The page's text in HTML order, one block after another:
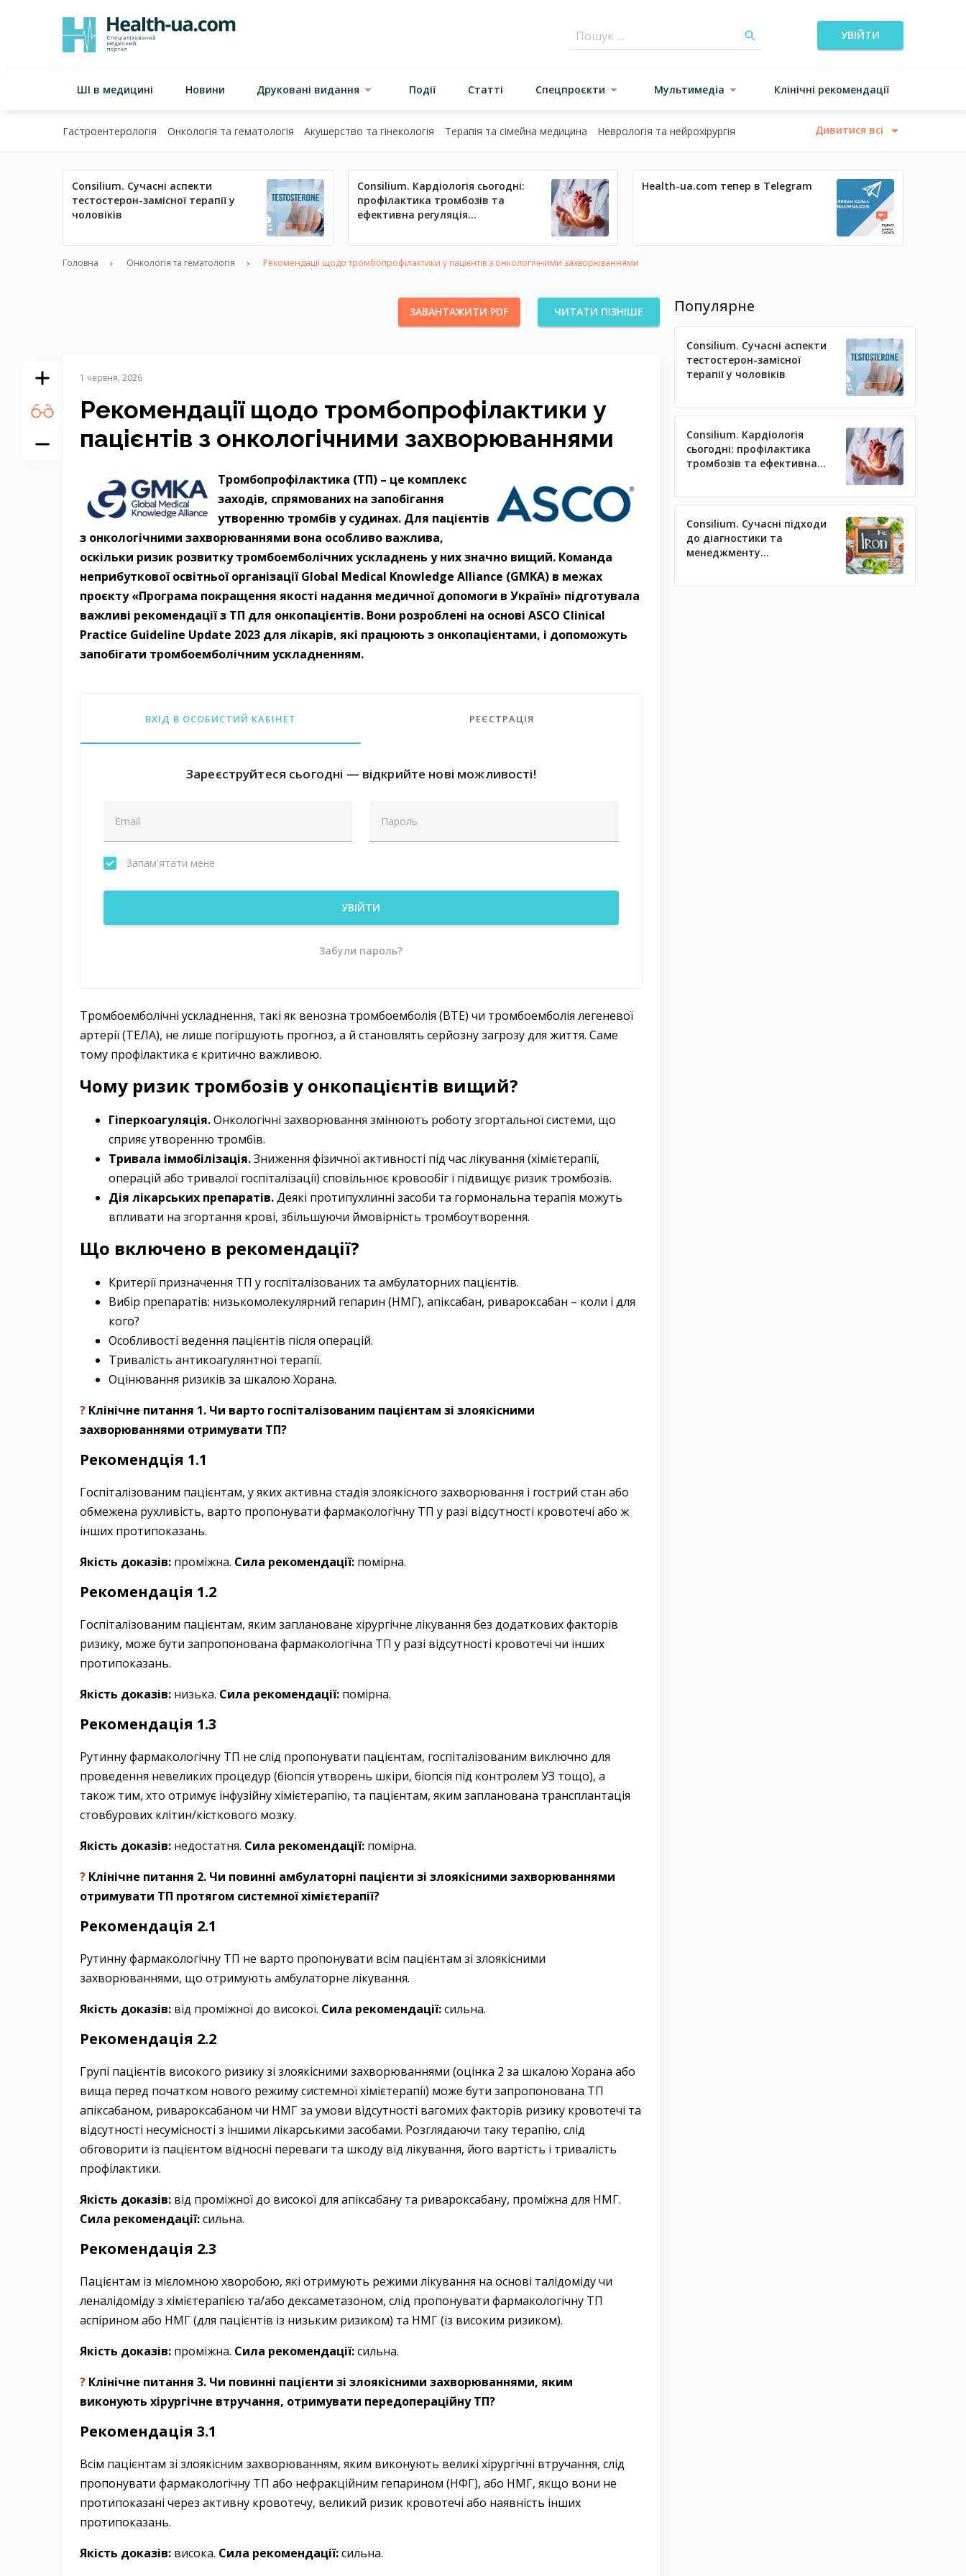
УВІЙТИ
ШІ в медицині Новини Друковані видання Події Статті Спецпроєкти Мультимедіа Клінічні рекомендації
Гастроентерологія Онкологія та гематологія Акушерство та гінекологія Терапія та сімейна медицина Неврологія та нейрохірургія Дивитися всі
Consilium. Сучасні аспекти
тестостерон-замісної терапії у
чоловіків
Consilium. Кардіологія сьогодні:
профілактика тромбозів та
ефективна регуляція
Health-ua.com тепер в Telegram
Головна Онкологія та гематологія Рекомендації щодо тромбопрофілактики у пацієнтів з онкологічними захворюваннями
ЗАВАНТАЖИТИ PDF ЧИТАТИ ПІЗНІШЕ
1 червня, 2026
Рекомендації щодо тромбопрофілактики у
пацієнтів з онкологічними захворюваннями
Тромбопрофілактика (ТП) – це комплекс
заходів, спрямованих на запобігання
утворенню тромбів у судинах. Для пацієнтів
з онкологічними захворюваннями вона особливо важлива,
оскільки ризик розвитку тромбоемболічних ускладнень у них значно вищий. Команда
неприбуткової освітньої організації Global Medical Knowledge Alliance (GMKA) в межах
проєкту «Програма покращення якості надання медичної допомоги в Україні» підготувала
важливі рекомендації з ТП для онкопацієнтів. Вони розроблені на основі ASCO Clinical
Practice Guideline Update 2023 для лікарів, які працюють з онкопацієнтами, і допоможуть
запобігати тромбоемболічним ускладненням.
ВХІД В ОСОБИСТИЙ КАБІНЕТ РЕЄСТРАЦІЯ
Зареєструйтеся сьогодні — відкрийте нові можливості!
Запам'ятати мене
УВІЙТИ
Забули пароль?
Тромбоемболічні ускладнення, такі як венозна тромбоемболія (ВТЕ) чи тромбоемболія легеневої
артерії (ТЕЛА), не лише погіршують прогноз, а й становлять серйозну загрозу для життя. Саме
тому профілактика є критично важливою.
Чому ризик тромбозів у онкопацієнтів вищий?
Гіперкоагуляція.Онкологічні захворювання змінюють роботу згортальної системи, що
сприяє утворенню тромбів.
Тривала іммобілізація.Зниження фізичної активності під час лікування (хімієтерапії,
операцій або тривалої госпіталізації) сповільнює кровообіг і підвищує ризик тромбозів.
Дія лікарських препаратів.Деякі протипухлинні засоби та гормональна терапія можуть
впливати на згортання крові, збільшуючи ймовірність тромбоутворення.
Що включено в рекомендації?
Критерії призначення ТП у госпіталізованих та амбулаторних пацієнтів.
Вибір препаратів: низькомолекулярний гепарин (НМГ), апіксабан, ривароксабан – коли і для
кого?
Особливості ведення пацієнтів після операцій.
Тривалість антикоагулянтної терапії.
Оцінювання ризиків за шкалою Хорана.
? Клінічне питання 1. Чи варто госпіталізованим пацієнтам зі злоякісними
захворюваннями отримувати ТП?
Рекомендція 1.1
Госпіталізованим пацієнтам, у яких активна стадія злоякісного захворювання і гострий стан або
обмежена рухливість, варто пропонувати фармакологічну ТП у разі відсутності кровотечі або ж
інших протипоказань.
Якість доказів: проміжна. Сила рекомендації: помірна.
Рекомендація 1.2
Госпіталізованим пацієнтам, яким заплановане хірургічне лікування без додаткових факторів
ризику, може бути запропонована фармакологічна ТП у разі відсутності кровотечі чи інших
протипоказань.
Якість доказів: низька. Сила рекомендації: помірна.
Рекомендація 1.3
Рутинну фармакологічну ТП не слід пропонувати пацієнтам, госпіталізованим виключно для
проведення невеликих процедур (біопсія утворень шкіри, біопсія під контролем УЗ тощо), а
також тим, хто отримує інфузійну хімієтерапію, та пацієнтам, яким запланована трансплантація
стовбурових клітин/кісткового мозку.
Якість доказів: недостатня. Сила рекомендації: помірна.
? Клінічне питання 2. Чи повинні амбулаторні пацієнти зі злоякісними захворюваннями
отримувати ТП протягом системної хімієтерапії?
Рекомендація 2.1
Рутинну фармакологічну ТП не варто пропонувати всім пацієнтам зі злоякісними
захворюваннями, що отримують амбулаторне лікування.
Якість доказів: від проміжної до високої. Сила рекомендації:сильна.
Рекомендація 2.2
Групі пацієнтів високого ризику зі злоякісними захворюваннями (оцінка 2 за шкалою Хорана або
вища перед початком нового режиму системної хімієтерапії) може бути запропонована ТП
апіксабаном, ривароксабаном чи НМГ за умови відсутності вагомих факторів ризику кровотечі та
відсутності несумісності з іншими лікарськими засобами. Розглядаючи таку терапію, слід
обговорити із пацієнтом відносні переваги та шкоду від лікування, його вартість і тривалість
профілактики.
Якість доказів: від проміжної до високої для апіксабану та ривароксабану, проміжна для НМГ.
Сила рекомендації:сильна.
Рекомендація 2.3
Пацієнтам із мієломною хворобою, які отримують режими лікування на основі талідоміду чи
леналідоміду з хімієтерапією та/або дексаметазоном, слід пропонувати фармакологічну ТП
аспірином або НМГ (для пацієнтів із низьким ризиком) та НМГ (із високим ризиком).
Якість доказів: проміжна. Сила рекомендації:сильна.
? Клінічне питання 3. Чи повинні пацієнти зі злоякісними захворюваннями, яким
виконують хірургічне втручання, отримувати передопераційну ТП?
Рекомендація 3.1
Всім пацієнтам зі злоякісним захворюванням, яким виконують великі хірургічні втручання, слід
пропонувати фармакологічну ТП або нефракційним гепарином (НФГ), або НМГ, якщо вони не
протипоказані через активну кровотечу, великий ризик кровотечі або наявність інших
протипоказань.
Якість доказів: висока. Сила рекомендації:сильна.
Популярне
Consilium. Сучасні аспекти
тестостерон-замісної
терапії у чоловіків
Consilium. Кардіологія
сьогодні: профілактика
тромбозів та ефективна
Consilium. Сучасні підходи
до діагностики та
менеджменту